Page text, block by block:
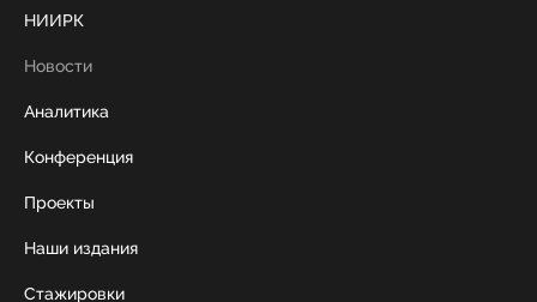
НИИРК
Новости
Аналитика
Конференция
Проекты
Наши издания
Стажировки